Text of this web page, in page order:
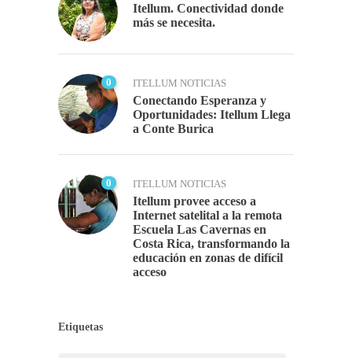
Itellum. Conectividad donde
más se necesita.
0 ITELLUM NOTICIAS
Conectando Esperanza y
Oportunidades: Itellum Llega
a Conte Burica
0 ITELLUM NOTICIAS
Itellum provee acceso a
Internet satelital a la remota
Escuela Las Cavernas en
Costa Rica, transformando la
educación en zonas de difícil
acceso
Etiquetas